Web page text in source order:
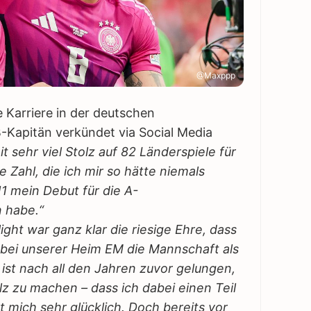
@Maxppp
Karriere in der deutschen
verkündet via Social Media
sehr viel Stolz auf 82 Länderspiele für
Zahl, die ich mir so hätte niemals
mein Debut für die A-
war ganz klar die riesige Ehre, dass
unserer Heim EM die Mannschaft als
nach all den Jahren zuvor gelungen,
zu machen – dass ich dabei einen Teil
mich sehr glücklich. Doch bereits vor